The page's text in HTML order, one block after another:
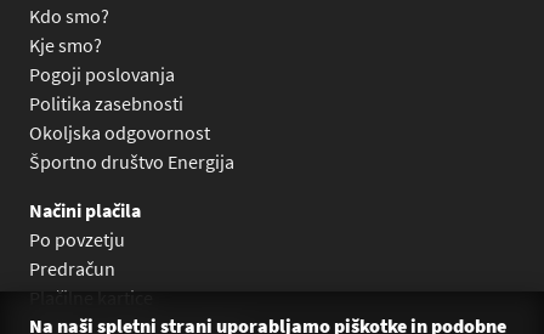
Kdo smo?
Kje smo?
Pogoji poslovanja
Politika zasebnosti
Okoljska odgovornost
Športno društvo Energija
Načini plačila
Po povzetju
Predračun
Plačilne kartice
Plačilo na obroke Leanpay
Na naši spletni strani uporabljamo piškotke in podobne